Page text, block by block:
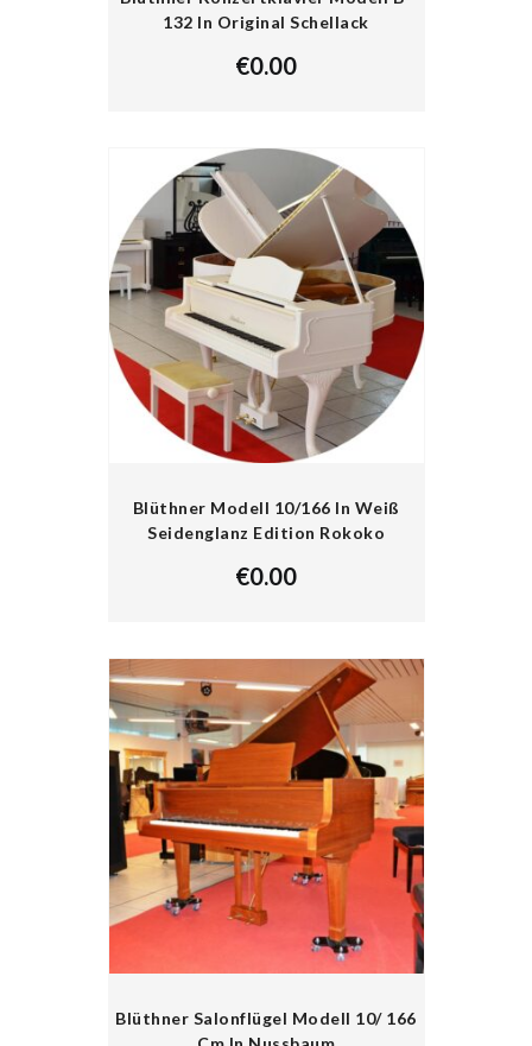
132 In Original Schellack
€0.00
Blüthner Modell 10/166 In Weiß
Seidenglanz Edition Rokoko
€0.00
Blüthner Salonflügel Modell 10/ 166